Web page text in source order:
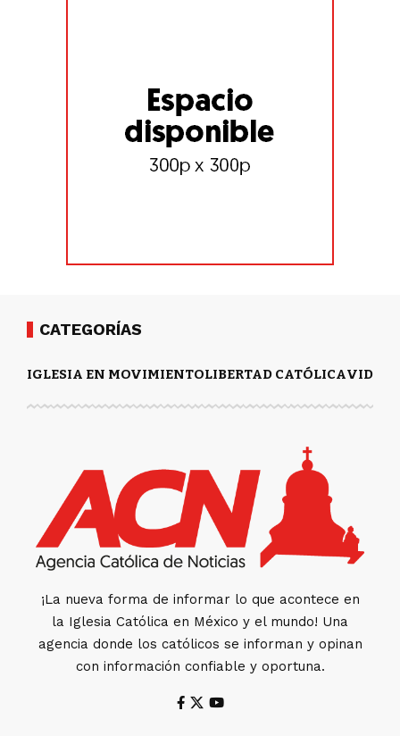
CATEGORÍAS
IGLESIA EN MOVIMIENTOLIBERTAD CATÓLICAVIDA
¡La nueva forma de informar lo que acontece en
la Iglesia Católica en México y el mundo! Una
agencia donde los católicos se informan y opinan
con información confiable y oportuna.